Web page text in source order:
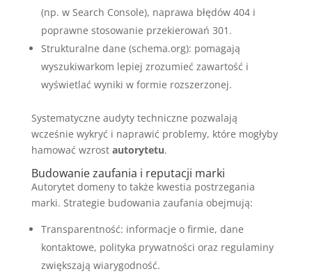
(np. w Search Console), naprawa błędów 404 i
poprawne stosowanie przekierowań 301.
Strukturalne dane (schema.org): pomagają
wyszukiwarkom lepiej zrozumieć zawartość i
wyświetlać wyniki w formie rozszerzonej.
Systematyczne audyty techniczne pozwalają
wcześnie wykryć i naprawić problemy, które mogłyby
hamować wzrost autorytetu.
Budowanie zaufania i reputacji marki
Autorytet domeny to także kwestia postrzegania
marki. Strategie budowania zaufania obejmują:
Transparentność: informacje o firmie, dane
kontaktowe, polityka prywatności oraz regulaminy
zwiększają wiarygodność.